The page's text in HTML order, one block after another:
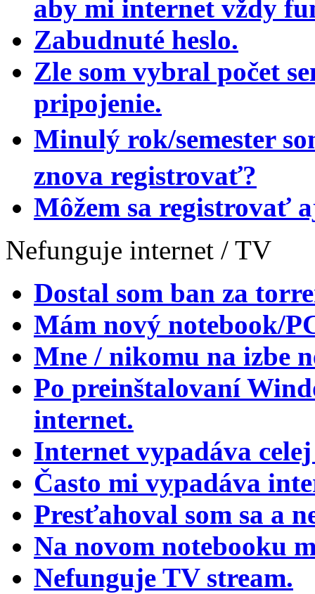
aby mi internet vždy
Zabudnuté heslo.
Zle som vybral počet
pripojenie.
Minulý rok/semester
znova registrovať?
Môžem sa registrovať
Nefunguje internet / TV
Dostal som ban za
Mám nový notebook/
Mne / nikomu na izbe
Po preinštalovaní
internet.
Internet vypadáva
Často mi vypadáva
Presťahoval som sa a
Na novom notebooku
Nefunguje TV stream.